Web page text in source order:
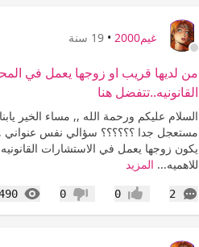
غيم2000 • 19 سنة
من لديها قريب او زوجها يعمل في
القانونيه..تتفضل هنا
السلام عليكم ورحمة الله ,, مساء الخير
مستعجل جدا ؟؟؟؟؟؟ سؤالي نفس عنواني
يكون زوجها يعمل في الاستشارات القانونيه
للاهميه... المزيد
2
التعليقات إعجاب0 عدم إعجاب
0